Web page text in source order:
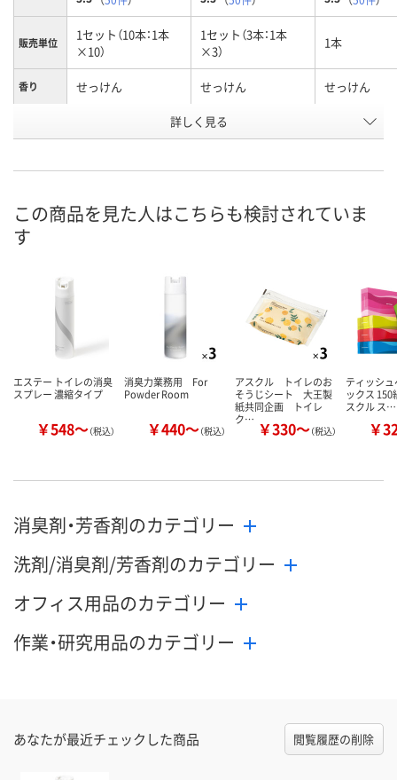
販売単位
1セット（10本：1本
×10）
1セット（3本：1本
×3）
1本
香り せっけん せっけん せっけん
J308363 J295433
8月8日（土）
カゴへ カ
詳しく見る
この商品を見た人はこちらも検討されていま
す
エステー トイレの消臭
スプレー 濃縮タイプ
￥548～（税込）
消臭力業務用 For
Powder Room
￥440～（税込）
アスクル トイレのお
そうじシート 大王製
紙共同企画 トイレ
ク… ￥330～（税込）
ティッシ
ックス 150
スクル ス…
￥
消臭剤・芳香剤のカテゴリー
洗剤/消臭剤/芳香剤のカテゴリー
オフィス用品のカテゴリー
作業・研究用品のカテゴリー
あなたが最近チェックした商品 閲覧履歴の削除